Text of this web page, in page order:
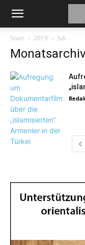
Start 2019 Juli